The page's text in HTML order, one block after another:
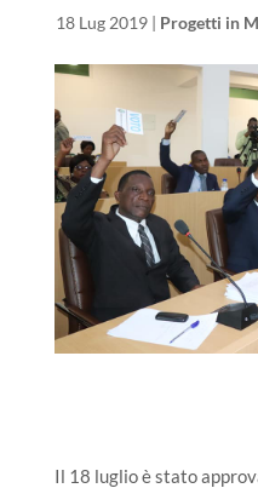
18 Lug 2019| Progetti in
Il 18 luglio è stato